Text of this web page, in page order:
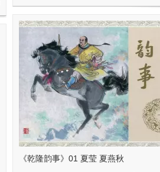
《乾隆韵事》01 夏莹 夏燕秋